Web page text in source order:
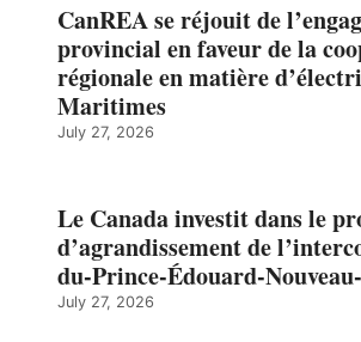
CanREA se réjouit de
provincial en faveur de la
régionale en matière
Maritimes
July 27, 2026
Le Canada investit dans le
d’agrandissement de
du-Prince-Édouard-
July 27, 2026